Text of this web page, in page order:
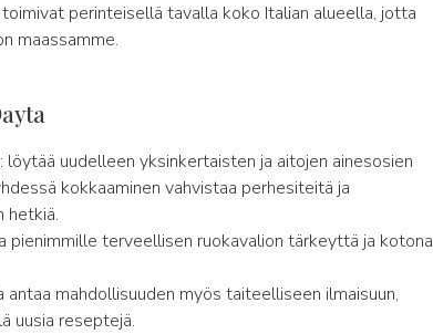
perinteisellä tavalla koko Italian alueella, jotta
maassamme.
: löytää uudelleen yksinkertaisten ja aitojen ainesosien
kokkaaminen vahvistaa perhesiteitä ja
hetkiä.
pienimmille terveellisen ruokavalion tärkeyttä ja kotona
antaa mahdollisuuden myös taiteelliseen ilmaisuun,
uusia reseptejä.